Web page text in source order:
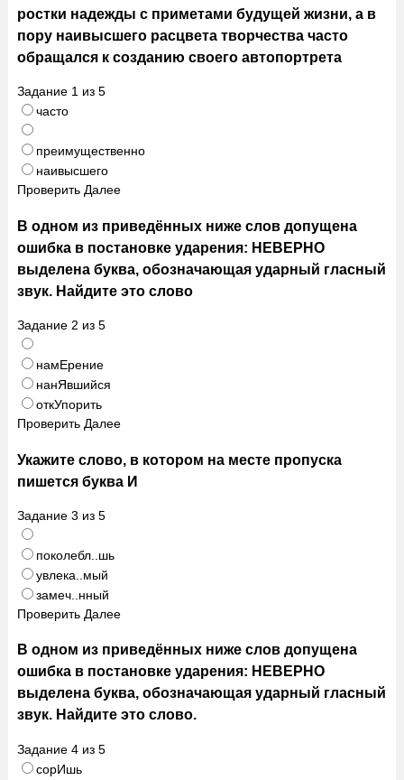
ростки надежды с приметами будущей жизни, а в
пору наивысшего расцвета творчества часто
обращался к созданию своего автопортрета
Задание 1из 5
часто
преимущественно
наивысшего
Проверить Далее
В одном из приведённых ниже слов допущена
ошибка в постановке ударения: НЕВЕРНО
выделена буква, обозначающая ударный гласный
звук. Найдите это слово
Задание 2 из 5
намЕрение
нанЯвшийся
откУпорить
Проверить Далее
Укажите слово, в котором на месте пропуска
пишется буква И
Задание 3 из 5
поколебл..шь
увлека..мый
замеч..нный
Проверить Далее
В одном из приведённых ниже слов допущена
ошибка в постановке ударения: НЕВЕРНО
выделена буква, обозначающая ударный гласный
звук. Найдите это слово.
Задание 4из 5
сорИшь